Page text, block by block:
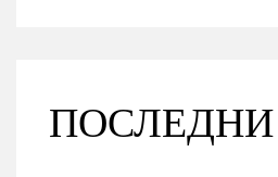
ПОСЛЕДНИ